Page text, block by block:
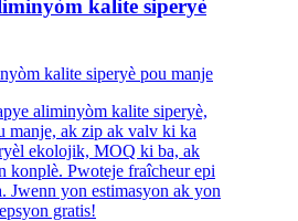
kalite siperyè
kalite siperyè pou manje
aliminyòm kalite siperyè,
manje, ak zip ak valv ki ka
ekolojik, MOQ ki ba, ak
konplè. Pwoteje fraîcheur epi
Jwenn yon estimasyon ak yon
gratis!